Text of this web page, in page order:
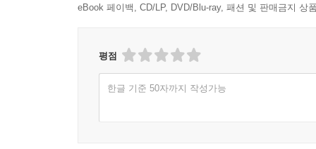
eBook 페이백, CD/LP, DVD/Blu-ray, 패션 및 판매금지 상
평점
한글 기준 50자까지 작성가능